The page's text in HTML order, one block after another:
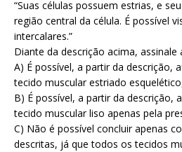
“Suas células possuem estrias, e
região central da célula. É possível
intercalares.”
Diante da descrição acima,
A) É possível, a partir da descrição,
tecido muscular estriado
B) É possível, a partir da descrição,
tecido muscular liso apenas pela
C) Não é possível concluir apenas
descritas, já que todos os tecidos